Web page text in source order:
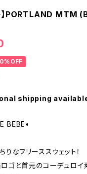
】PORTLAND MTM
shipping
BEBE•
りなフリーススウェット！
ゴと首元のコーデュロイ